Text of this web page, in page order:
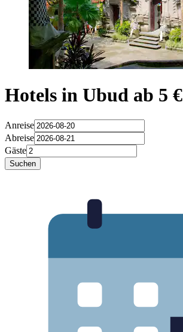
Hotels in Ubud ab 5 €
Anreise
Abreise
Gäste
Suchen